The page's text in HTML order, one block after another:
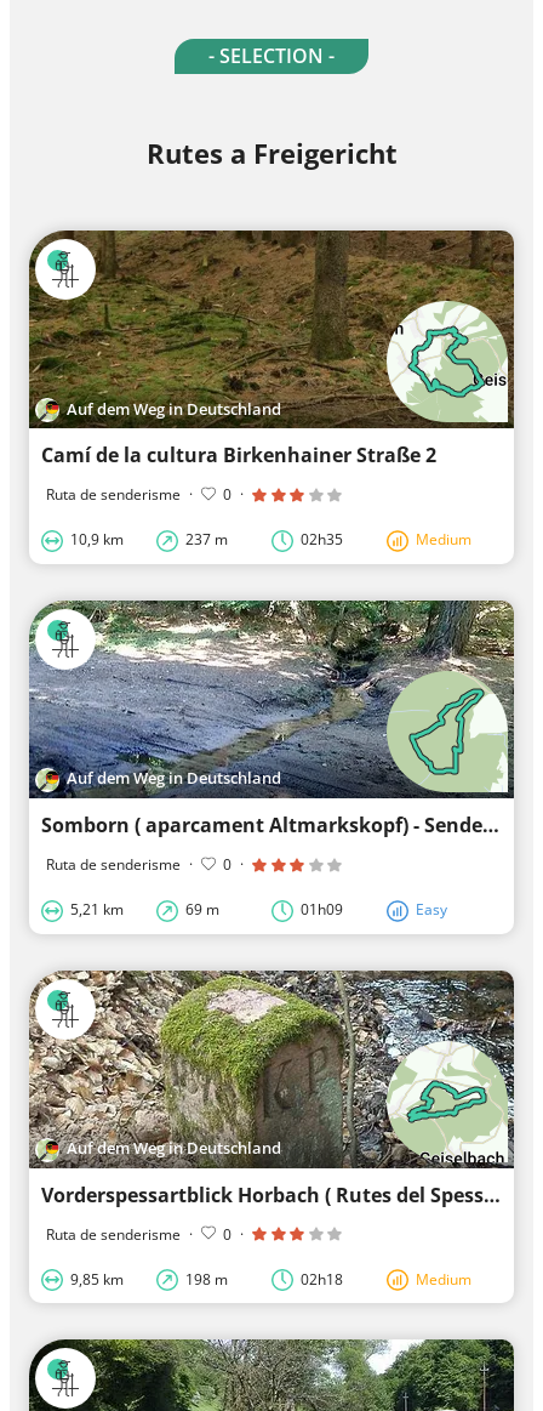
- SELECTION -
Rutes a Freigericht
Auf dem Weg in Deutschland
Camí de la cultura Birkenhainer Straße 2
Ruta de senderisme · 0 ·
10,9 km 237 m 02h35 Medium
Auf dem Weg in Deutschland
Somborn ( aparcament Altmarkskopf) - Senderisme circular Esquirol
Ruta de senderisme · 0 ·
5,21 km 69 m 01h09 Easy
Auf dem Weg in Deutschland
Vorderspessartblick Horbach ( Rutes del Spessart )
Ruta de senderisme · 0 ·
9,85 km 198 m 02h18 Medium